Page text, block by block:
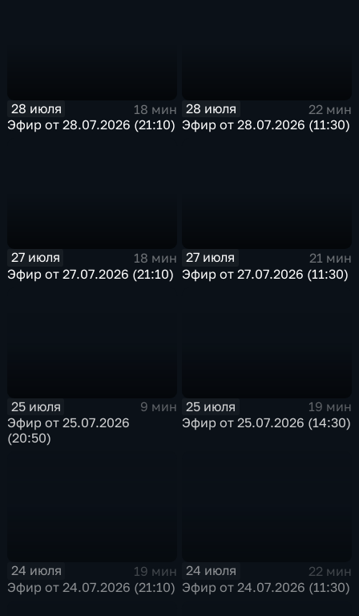
28 июля
18 мин
Эфир от 28.07.2026 (21:10)
28 июля
22 мин
Эфир от 28.07.2026 (11:30)
27 июля
18 мин
Эфир от 27.07.2026 (21:10)
27 июля
21 мин
Эфир от 27.07.2026 (11:30)
25 июля
9 мин
Эфир от 25.07.2026
(20:50)
25 июля
19 мин
Эфир от 25.07.2026 (14:30)
24 июля
19 мин
Эфир от 24.07.2026 (21:10)
24 июля
22 мин
Эфир от 24.07.2026 (11:30)